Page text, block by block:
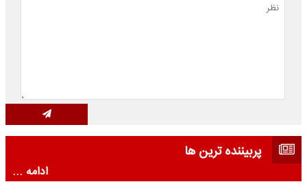
پربیننده ترین ها
ادامه ...